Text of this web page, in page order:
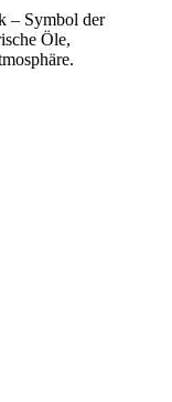
– Symbol der
Öle,